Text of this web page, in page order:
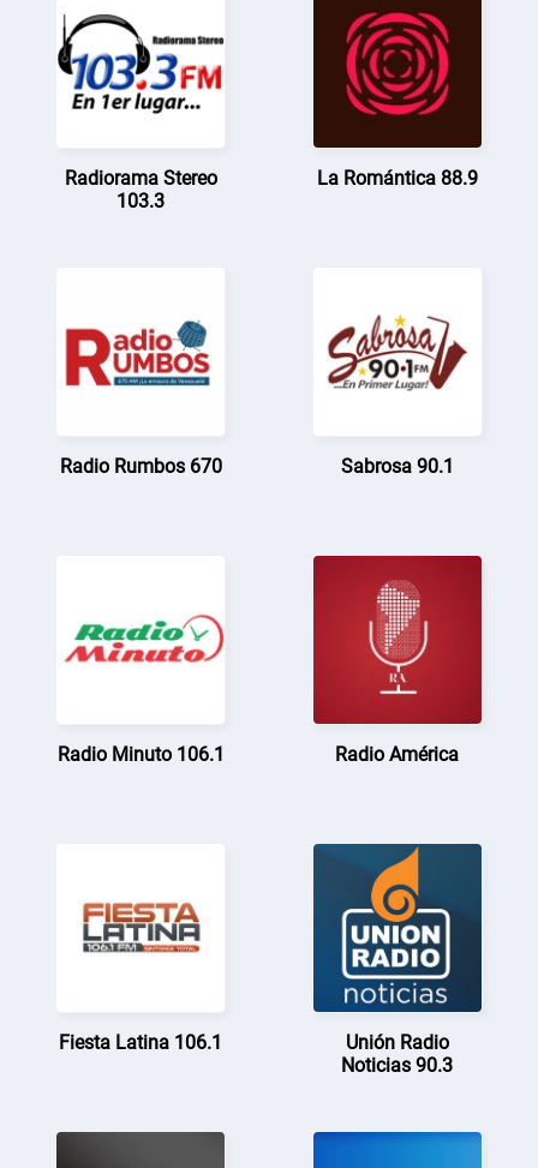
Radiorama Stereo
103.3
La Romántica 88.9
Radio Rumbos 670 Sabrosa 90.1
Radio Minuto 106.1 Radio América
Fiesta Latina 106.1
Unión Radio
Noticias 90.3